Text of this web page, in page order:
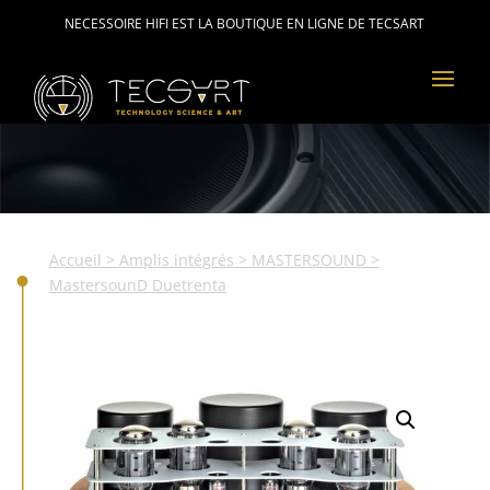
NECESSOIRE HIFI EST LA BOUTIQUE EN LIGNE DE TECSART
Accueil > Amplis intégrés > MASTERSOUND >
MastersounD Duetrenta